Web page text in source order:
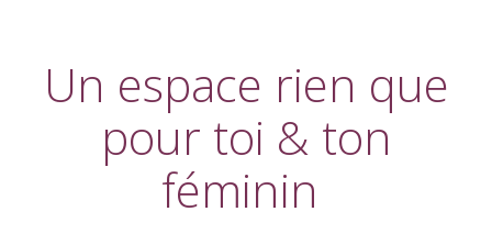
Un espace rien que
pour toi & ton
féminin